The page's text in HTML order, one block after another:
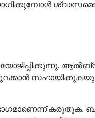
തുറക്കാൻ